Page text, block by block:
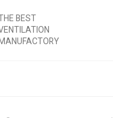
BEST
MANUFACTORY